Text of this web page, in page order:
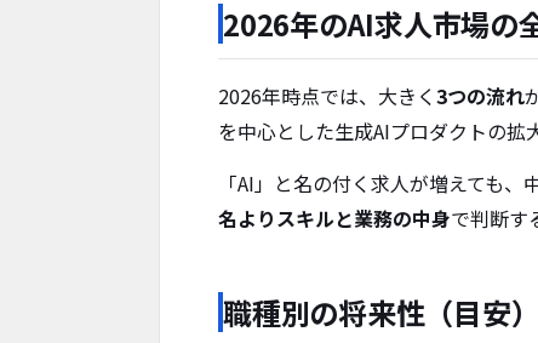
2026年のAI求人市場の
2026年時点では、大きく3つの流れ
を中心とした生成AIプロダクトの拡
「AI」と名の付く求人が増えても
名よりスキルと業務の中身で判断す
職種別の将来性（目安）